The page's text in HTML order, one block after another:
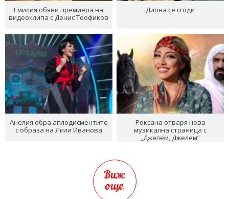
Емилия обяви премиера на
видеоклипа с Денис Теофиков
Диона се сгоди
Анелия обра аплодисментите
с образа на Лили Иванова
Роксана отваря нова
музикална страница с
„Джелем, Джелем“
Виж
още